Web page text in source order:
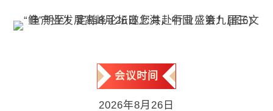
会议时间
2026年8月26日